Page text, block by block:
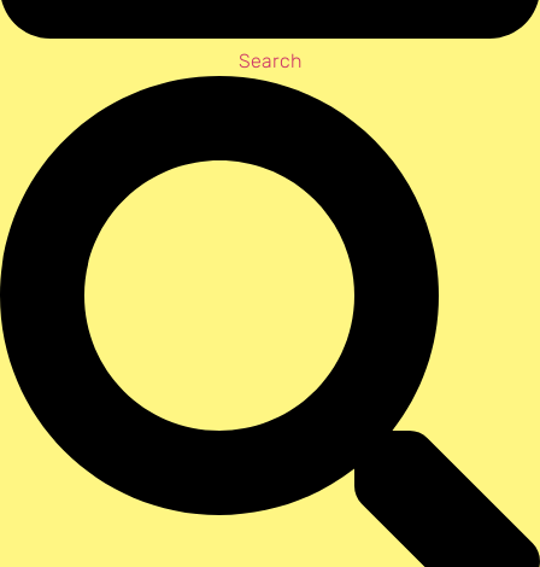
Search